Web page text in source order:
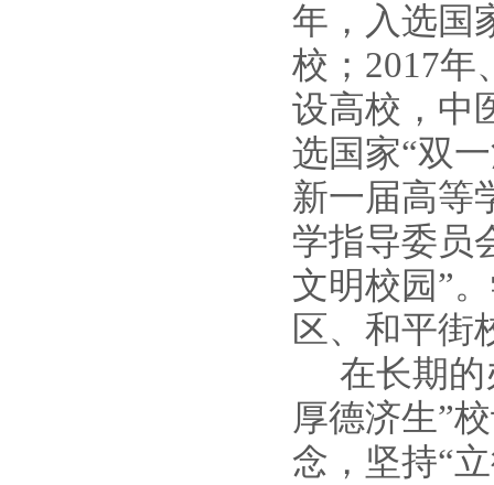
年，入选国
校；2017年
设高校， 中
选国家“双
新一届高等
学指导委员
文明校园”。
区、和平街
在长期
厚德济生”
念，坚持“